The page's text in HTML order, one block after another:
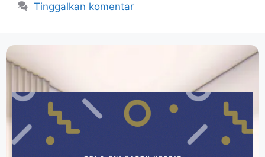
Tinggalkan komentar